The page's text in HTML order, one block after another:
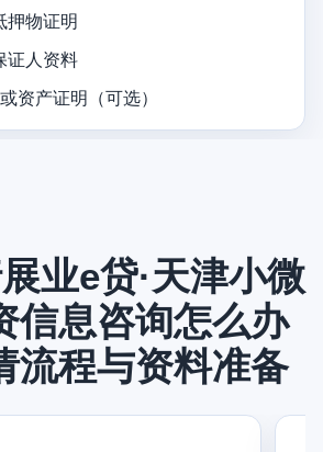
押物证明
证人资料
资产证明（可选）
业e贷·天津小微
信息咨询怎么办
流程与资料准备